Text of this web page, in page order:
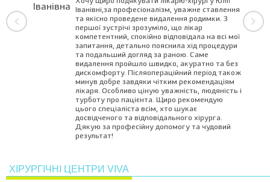
Іванівні,за професіоналізм, уважне ставлення
та якісно проведене видалення родимки. З
першої зустрічі зрозуміло, що лікар
компетентний, спокійно відповідала на всі мої
запитання, детально пояснила хід процедури
та подальший догляд за раною. Саме
видалення пройшло швидко, акуратно та без
дискомфорту. Післяопераційний період також
минув добре завдяки чітким рекомендаціям
лікаря. Особливо ціную уважність, людяність і
турботу про пацієнта. Щиро рекомендую
цього спеціаліста всім, хто шукає
досвідченого та відповідального хірурга.
Дякую за професійну допомогу та чудовий
результат!
ХІРУРГІЧНІ ЦЕНТРИ VIVA